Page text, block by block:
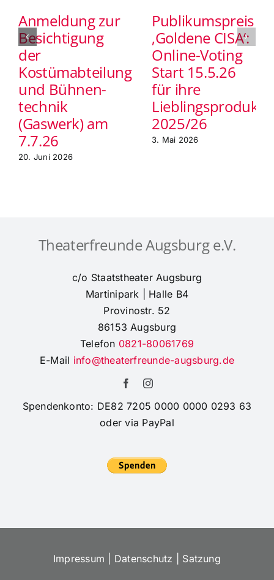
Anmeldung zur
Besichtigung
der
Kostümabteilung
und Bühnen-
technik
(Gaswerk) am
7.7.26
20. Juni 2026
Publikumspreis
‚Goldene CISA‘:
Online-Voting
Start 15.5.26
für ihre
2025/26
3. Mai 2026
Theaterfreunde Augsburg e.V.
c/o Staatstheater Augsburg
Martinipark | Halle B4
Provinostr. 52
86153 Augsburg
Telefon 0821-80061769
E-Mail info@theaterfreunde-augsburg.de
Spendenkonto: DE82 7205 0000 0000 0293 63
oder via PayPal
Impressum Datenschutz Satzung